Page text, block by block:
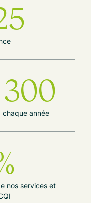
300
chaque année
nos services et